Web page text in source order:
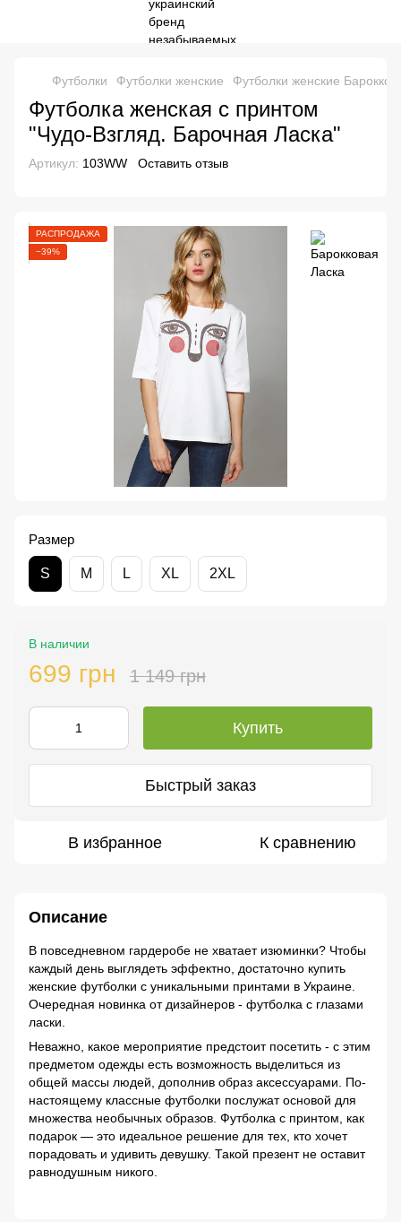
Футболки Футболки женские Футболки женские
Футболка женская с принтом
"Чудо-Взгляд. Барочная Ласка"
Артикул: 103WW Оставить отзыв
РАСПРОДАЖА
−39%
Размер
S M L XL 2XL
В наличии
699 грн 1 149 грн
Купить
Быстрый заказ
В избранное К сравнению
Описание
В повседневном гардеробе не хватает изюминки? Чтобы
каждый день выглядеть эффектно, достаточно купить
женские футболки с уникальными принтами в Украине.
Очередная новинка от дизайнеров - футболка с глазами
ласки.
Неважно, какое мероприятие предстоит посетить - с этим
предметом одежды есть возможность выделиться из
общей массы людей, дополнив образ аксессуарами. По-
настоящему классные футболки послужат основой для
множества необычных образов. Футболка с принтом, как
подарок — это идеальное решение для тех, кто хочет
порадовать и удивить девушку. Такой презент не оставит
равнодушным никого.